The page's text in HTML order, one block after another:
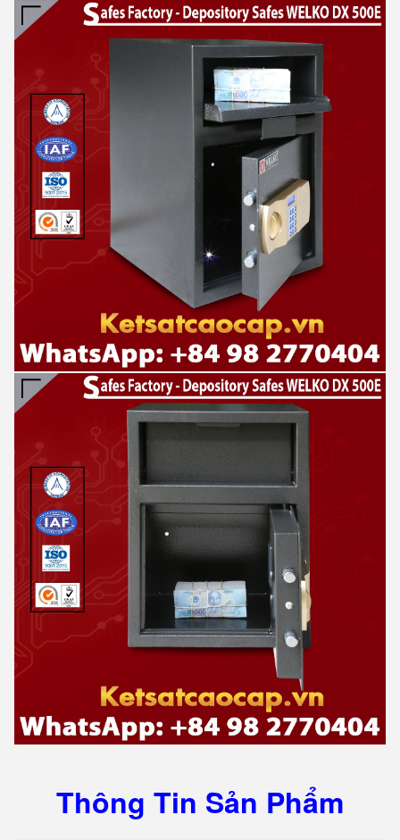
Thông Tin Sản Phẩm